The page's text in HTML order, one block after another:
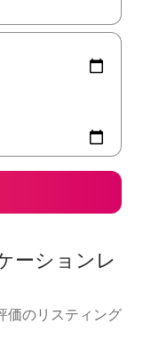
を使って移動するか
ーションレ
価のリスティング